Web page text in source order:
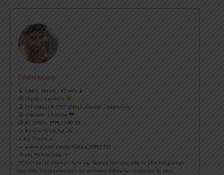
Cédric Masip
▲ Cédric Masip - 42 ans ▲
Marié - 1 enfant
Fondateur & CEO @trail_session_magazine
Odessa - Ukraine
⏱ 42.195km [RP] 2h46’52
Runner & Cyclist
⇣ My Strava ⇣
→ www.strava.com/athletes/18867396
Ma Philosophie
"Courir sur le chemin de la vie, le plus loin possible, le plus longtemps
possible. Emprunter tous les sentiers, même les impasses, le plus